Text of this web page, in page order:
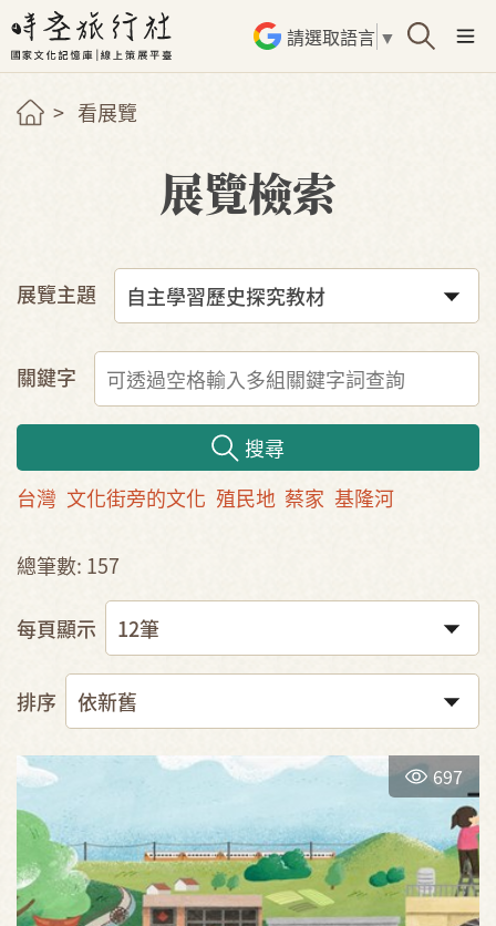
請選取語言 ▼
看展覽
展覽檢索
展覽主題
關鍵字
搜尋
台灣 文化街旁的文化 殖民地 蔡家 基隆河
總筆數: 157
每頁顯示
排序
697